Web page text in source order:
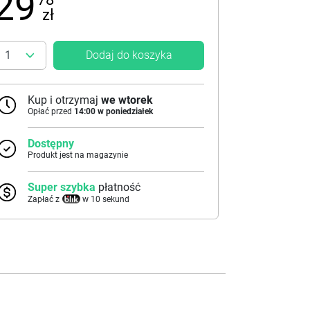
zł
Dodaj do koszyka
Kup i otrzymajwe wtorek
Opłać przed 14:00 w poniedziałek
Dostępny
Produkt jest na magazynie
Super szybka płatność
Zapłać z w 10 sekund